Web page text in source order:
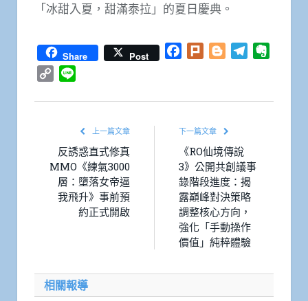
「冰甜入夏，甜滿泰拉」的夏日慶典。
Share Post Facebook
Plurk BloggerTelegram
Copy
上一篇文章
反誘惑直式修真
MMO《練氣3000
層：墮落女帝逼
我飛升》事前預
約正式開啟
下一篇文章
《RO仙境傳說
3》公開共創議事
錄階段進度：揭
露巔峰對決策略
調整核心方向，
強化「手動操作
價值」純粹體驗
相關報導